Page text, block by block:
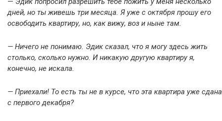
дней, но ты живешь три месяца. Я уже с октября прошу его
освободить квартиру, но, как вижу, воз и ныне там.
— Ничего не понимаю. Эдик сказал, что я могу здесь жить
столько, сколько нужно. И никакую другую квартиру я,
конечно, не искала.
— Приехали! То есть ты не в курсе, что эта квартира уже сдана
с первого декабря?